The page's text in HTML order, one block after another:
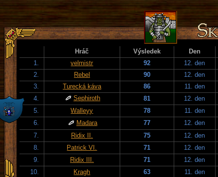
Hráč Výsledek
Den
1.
velmistr 92
12. den
2.
Rebel 90
12. den
3.
Turecká káva 86
11. den
4.
Sephiroth 81
12. den
5.
Walleyy 78
11. den
6.
Madara 77
12. den
7.
Ridix II. 75
12. den
8.
Patrick VI. 71
12. den
9.
Ridix III. 71
12. den
10.
Kragh 63 11. den